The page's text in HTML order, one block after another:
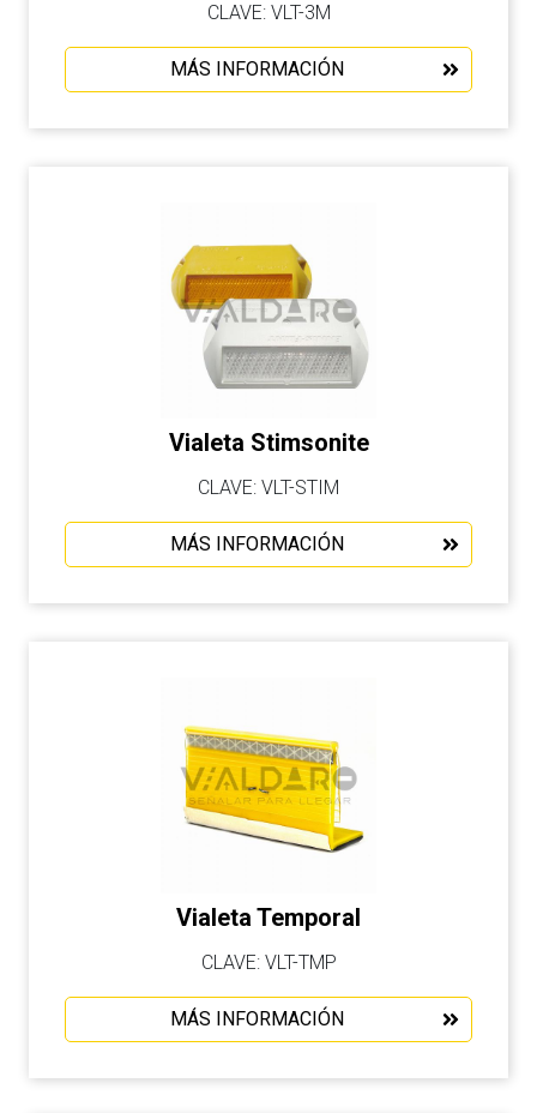
CLAVE: VLT-3M
MÁS INFORMACIÓN
Vialeta Stimsonite
CLAVE: VLT-STIM
MÁS INFORMACIÓN
Vialeta Temporal
CLAVE: VLT-TMP
MÁS INFORMACIÓN